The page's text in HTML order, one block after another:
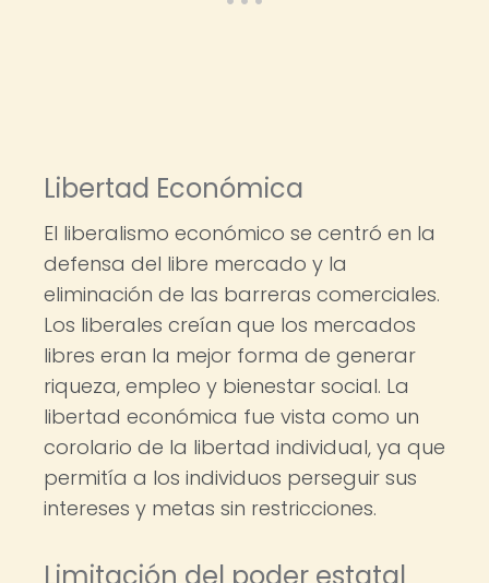
Libertad Económica
El liberalismo económico se centró en la
defensa del libre mercado y la
eliminación de las barreras comerciales.
Los liberales creían que los mercados
libres eran la mejor forma de generar
riqueza, empleo y bienestar social. La
libertad económica fue vista como un
corolario de la libertad individual, ya que
permitía a los individuos perseguir sus
intereses y metas sin restricciones.